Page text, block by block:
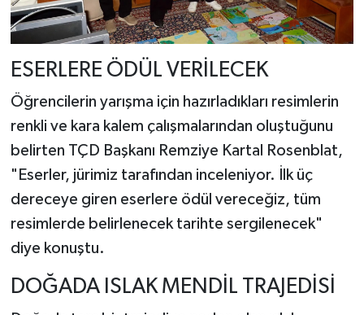
ESERLERE ÖDÜL VERİLECEK
Öğrencilerin yarışma için hazırladıkları resimlerin
renkli ve kara kalem çalışmalarından oluştuğunu
belirten TÇD Başkanı Remziye Kartal Rosenblat,
"Eserler, jürimiz tarafından inceleniyor. İlk üç
dereceye giren eserlere ödül vereceğiz, tüm
resimlerde belirlenecek tarihte sergilenecek"
diye konuştu.
DOĞADA ISLAK MENDİL TRAJEDİSİ